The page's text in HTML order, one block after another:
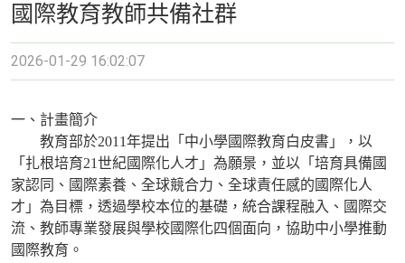
國際教育教師共備社群
2026-01-29 16:02:07
一、計畫簡介
教育部於2011年提出「中小學國際教育白皮書」，以
「扎根培育21世紀國際化人才」為願景，並以「培育具備國
家認同、國際素養、全球競合力、全球責任感的國際化人
才」為目標，透過學校本位的基礎，統合課程融入、國際交
流、教師專業發展與學校國際化四個面向，協助中小學推動
國際教育。